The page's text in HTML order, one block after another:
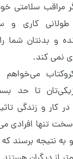
مراقب سلامتی
کاری و
و بدنتان شما
نمی کند.
تا حد
در کار و زندگی
تنها افرادی
به نتیجه برسند